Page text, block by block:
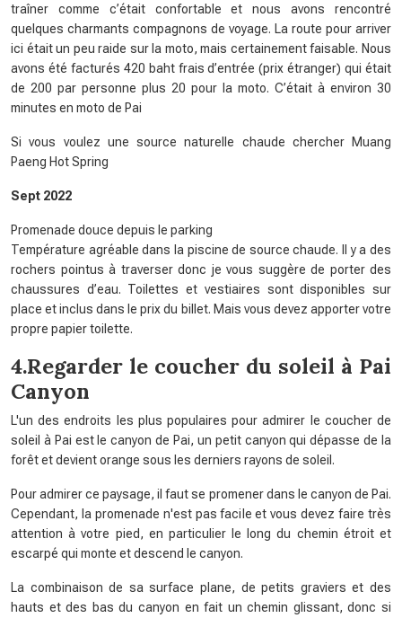
traîner comme c’était confortable et nous avons rencontré
quelques charmants compagnons de voyage. La route pour arriver
ici était un peu raide sur la moto, mais certainement faisable. Nous
avons été facturés 420 baht frais d’entrée (prix étranger) qui était
de 200 par personne plus 20 pour la moto. C’était à environ 30
minutes en moto de Pai
Si vous voulez une source naturelle chaude chercher Muang
Paeng Hot Spring
Sept 2022
Promenade douce depuis le parking
Température agréable dans la piscine de source chaude. Il y a des
rochers pointus à traverser donc je vous suggère de porter des
chaussures d’eau. Toilettes et vestiaires sont disponibles sur
place et inclus dans le prix du billet. Mais vous devez apporter votre
propre papier toilette.
4.Regarder le coucher du soleil à Pai
Canyon
L'un des endroits les plus populaires pour admirer le coucher de
soleil à Pai est le canyon de Pai, un petit canyon qui dépasse de la
forêt et devient orange sous les derniers rayons de soleil.
Pour admirer ce paysage, il faut se promener dans le canyon de Pai.
Cependant, la promenade n'est pas facile et vous devez faire très
attention à votre pied, en particulier le long du chemin étroit et
escarpé qui monte et descend le canyon.
La combinaison de sa surface plane, de petits graviers et des
hauts et des bas du canyon en fait un chemin glissant, donc si